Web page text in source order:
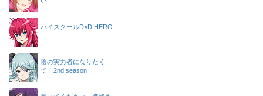
ハイスクールD×D HERO
陰の実力者になりたく
て！2nd season